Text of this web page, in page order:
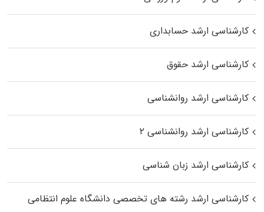
کارشناسی ارشد حسابداری
کارشناسی ارشد حقوق
کارشناسی ارشد روانشناسی
کارشناسی ارشد روانشناسی ۲
کارشناسی ارشد زبان شناسی
کارشناسی ارشد رﺷﺘﻪ ﻫﺎی تخصصی داﻧﺸﮕﺎه ﻋﻠﻮم انتظامی